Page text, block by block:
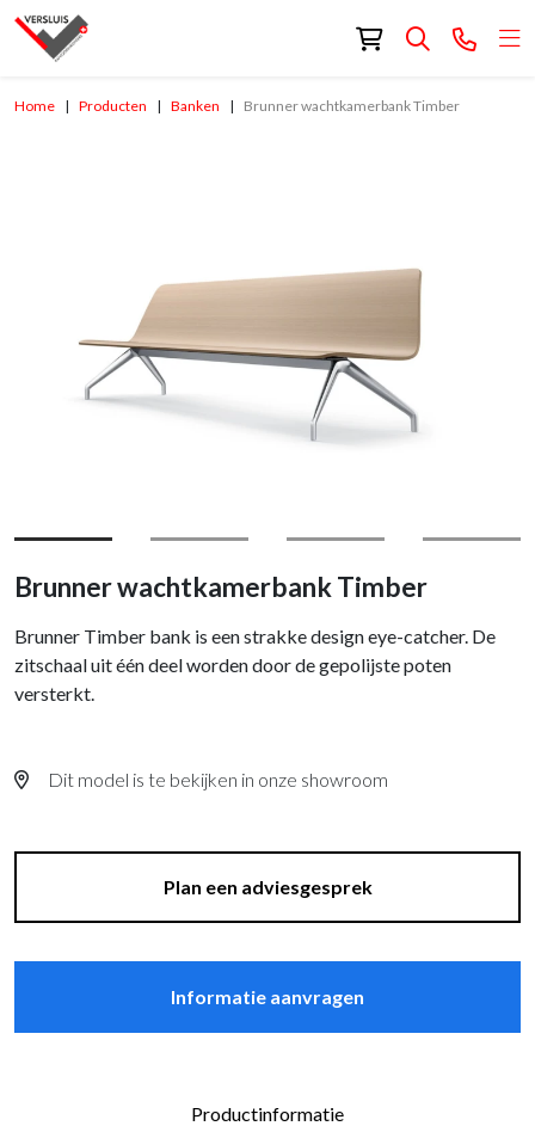
Home Producten Banken Brunner wachtkamerbank Timber
Brunner wachtkamerbank Timber
Brunner Timber bank is een strakke design eye-catcher. De
zitschaal uit één deel worden door de gepolijste poten
versterkt.
Dit model is te bekijken in onze showroom
Plan een adviesgesprek
Informatie aanvragen
Productinformatie